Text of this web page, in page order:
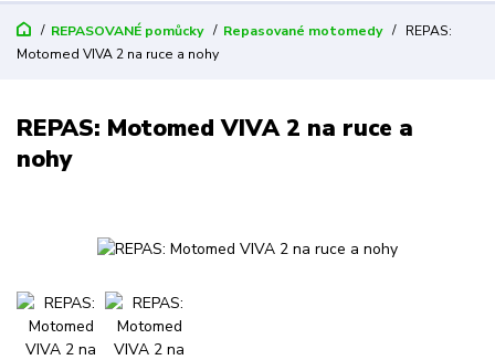
REPASOVANÉ pomůcky Repasované motomedy
REPAS:
Motomed VIVA 2 na ruce a nohy
REPAS: Motomed VIVA 2 na ruce a
nohy